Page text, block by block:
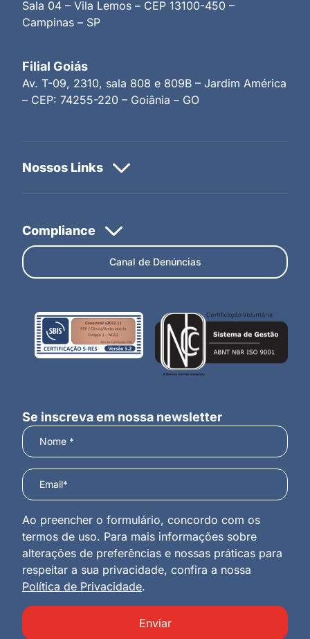
Sala 04 – Vila Lemos – CEP 13100-450 –
Campinas – SP
Filial Goiás
Av. T-09, 2310, sala 808 e 809B – Jardim América
– CEP: 74255-220 – Goiânia – GO
Canal de Denúncias
Se inscreva em nossa newsletter
Ao preencher o formulário, concordo com os
termos de uso. Para mais informações sobre
alterações de preferências e nossas práticas para
respeitar a sua privacidade, confira a nossa
Política de Privacidade.
Enviar